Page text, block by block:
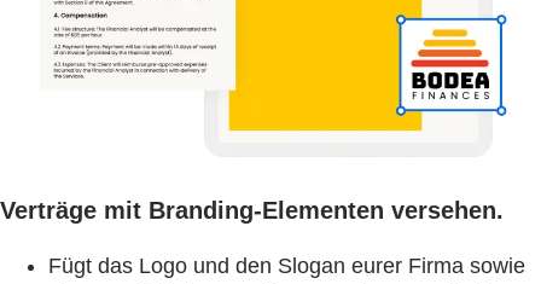
Verträge mit Branding-Elementen versehen.
Fügt das Logo und den Slogan eurer Firma sowie